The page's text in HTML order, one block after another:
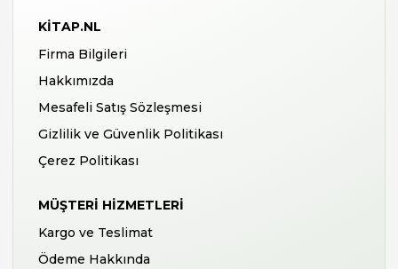
KITAP.NL
Firma Bilgileri
Hakkımızda
Mesafeli Satış Sözleşmesi
Gizlilik ve Güvenlik Politikası
Çerez Politikası
MÜŞTERI HIZMETLERI
Kargo ve Teslimat
Ödeme Hakkında